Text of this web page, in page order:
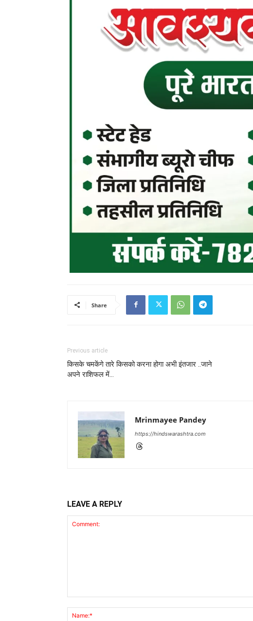
Share
Previous article
किसके चमकेंगे तारे किसको करना होगा अभी इंतजार ..जाने
अपने राशिफल में…
Mrinmayee Pandey
https://hindswarashtra.com
LEAVE A REPLY